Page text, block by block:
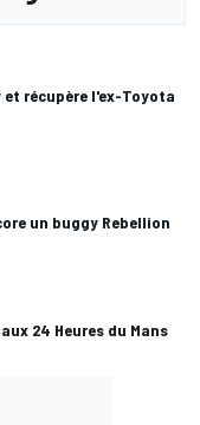
et récupère l'ex-Toyota
un buggy Rebellion
24 Heures du Mans